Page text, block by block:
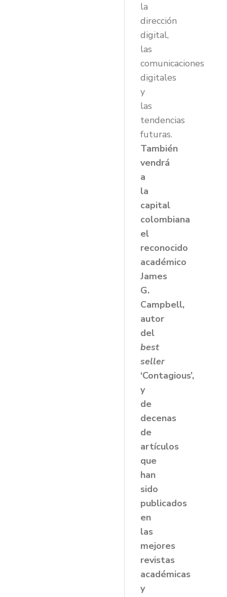
la
dirección
digital,
las
comunicaciones
digitales
y
las
tendencias
futuras.
También
vendrá
a
la
capital
colombiana
el
reconocido
académico
James
G.
Campbell,
autor
del
best
seller
‘Contagious’,
y
de
decenas
de
artículos
que
han
sido
publicados
en
las
mejores
revistas
académicas
y